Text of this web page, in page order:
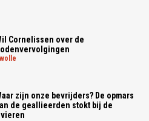
Cornelissen over de
zwolle
zijn onze bevrijders? De opmars
de geallieerden stokt bij de